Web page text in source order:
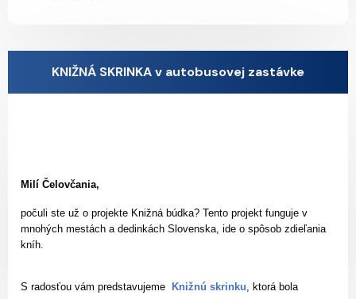
KNIŽNÁ SKRINKA v autobusovej zastávke
Mil í Čelovčania,
počuli ste už o projekte Knižná búdka? Tento projekt funguje v
mnohých mestách a dedinkách Slovenska, ide o spôsob zdieľania
kníh.
S radosťou vám predstavujeme Knižnú skrinku, ktorá bola